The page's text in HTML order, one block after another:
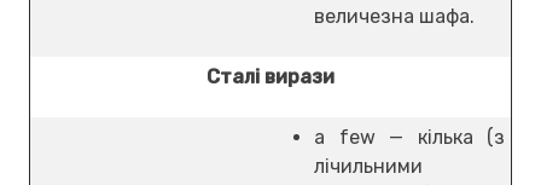
величезна шафа.
Сталі вирази
a few — кілька (з
лічильними